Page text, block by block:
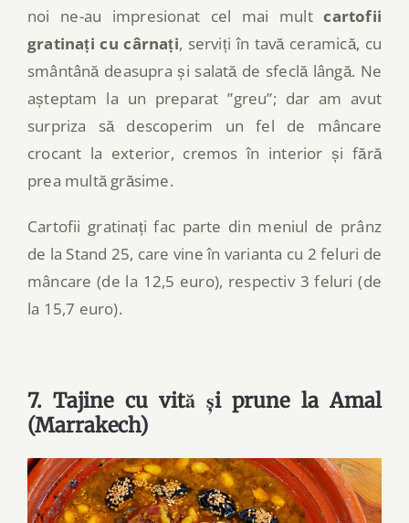
noi ne-au impresionat cel mai multcartofii
gratinați cu cârnați, serviți în tavă ceramică, cu
smântână deasupra și salată de sfeclă lângă. Ne
așteptam la un preparat ”greu”; dar am avut
surpriza să descoperim un fel de mâncare
crocant la exterior, cremos în interior și fără
prea multă grăsime.
Cartofii gratinați fac parte din meniul de prânz
de la Stand 25, care vine în varianta cu 2 feluri de
mâncare (de la 12,5 euro), respectiv 3 feluri (de
la 15,7 euro).
7. Tajine cu vită și prune la Amal
(Marrakech)